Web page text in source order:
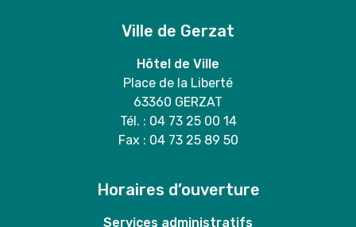
Ville de Gerzat
Hôtel de Ville
Place de la Liberté
63360 GERZAT
Tél. : 04 73 25 00 14
Fax : 04 73 25 89 50
Horaires d’ouverture
Services administratifs